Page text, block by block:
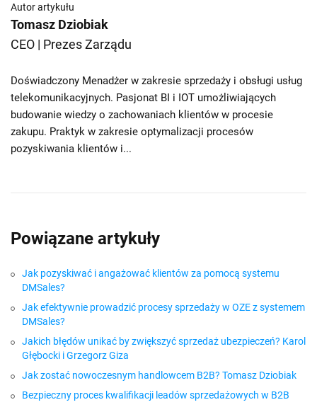
Autor artykułu
Tomasz Dziobiak
CEO | Prezes Zarządu
Doświadczony Menadżer w zakresie sprzedaży i obsługi usług
telekomunikacyjnych. Pasjonat BI i IOT umożliwiających
budowanie wiedzy o zachowaniach klientów w procesie
zakupu. Praktyk w zakresie optymalizacji procesów
pozyskiwania klientów i...
Powiązane artykuły
Jak pozyskiwać i angażować klientów za pomocą systemu
DMSales?
Jak efektywnie prowadzić procesy sprzedaży w OZE z systemem
DMSales?
Jakich błędów unikać by zwiększyć sprzedaż ubezpieczeń? Karol
Głębocki i Grzegorz Giza
Jak zostać nowoczesnym handlowcem B2B? Tomasz Dziobiak
Bezpieczny proces kwalifikacji leadów sprzedażowych w B2B